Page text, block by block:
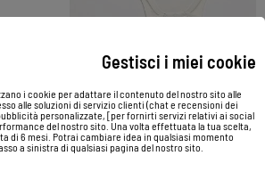
Gestisci i miei cookie
i cookie per adattare il contenuto del nostro sito alle
alle soluzioni di servizio clienti (chat e recensioni dei
personalizzate, [per fornirti servizi relativi ai social
del nostro sito. Una volta effettuata la tua scelta,
di 6 mesi. Potrai cambiare idea in qualsiasi momento
a sinistra di qualsiasi pagina del nostro sito.
14,00 €
Vedi prodotto